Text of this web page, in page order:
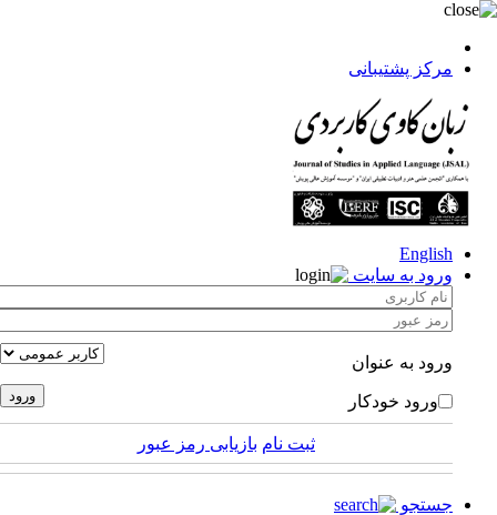
مرکز پشتیبانی
English
ورود به سایت
ورود به عنوان
ورود خودکار
ثبت نام بازیابی رمز عبور
جستجو